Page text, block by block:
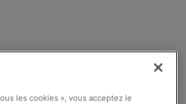
les cookies », vous acceptez le